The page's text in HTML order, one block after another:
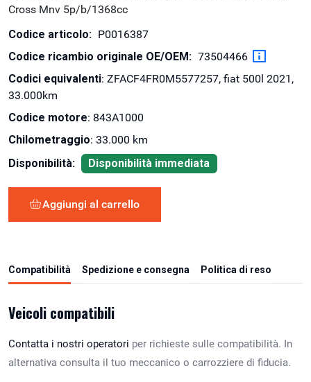
Cross Mnv 5p/b/1368cc
Codice articolo: P0016387
Codice ricambio originale OE/OEM: 73504466
Codici equivalenti: ZFACF4FR0M5577257, fiat 500l 2021,
33.000km
Codice motore: 843A1000
Chilometraggio: 33.000 km
Disponibilità:
Disponibilità immediata
Aggiungi al carrello
Compatibilità Spedizione e consegna Politica di reso
Veicoli compatibili
Contatta i nostri operatori per richieste sulle compatibilità. In
alternativa consulta il tuo meccanico o carrozziere di fiducia.